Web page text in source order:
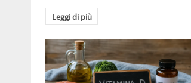
Leggi di più